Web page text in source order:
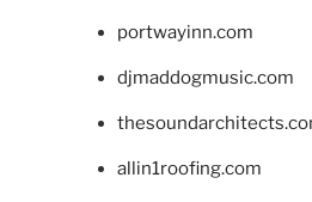
portwayinn.com
djmaddogmusic.com
allin1roofing.com